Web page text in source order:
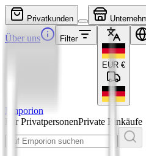
Privatkunden
Über uns Filter
EUR €
Emporion
Für PrivatpersonenPrivate Einkäufe